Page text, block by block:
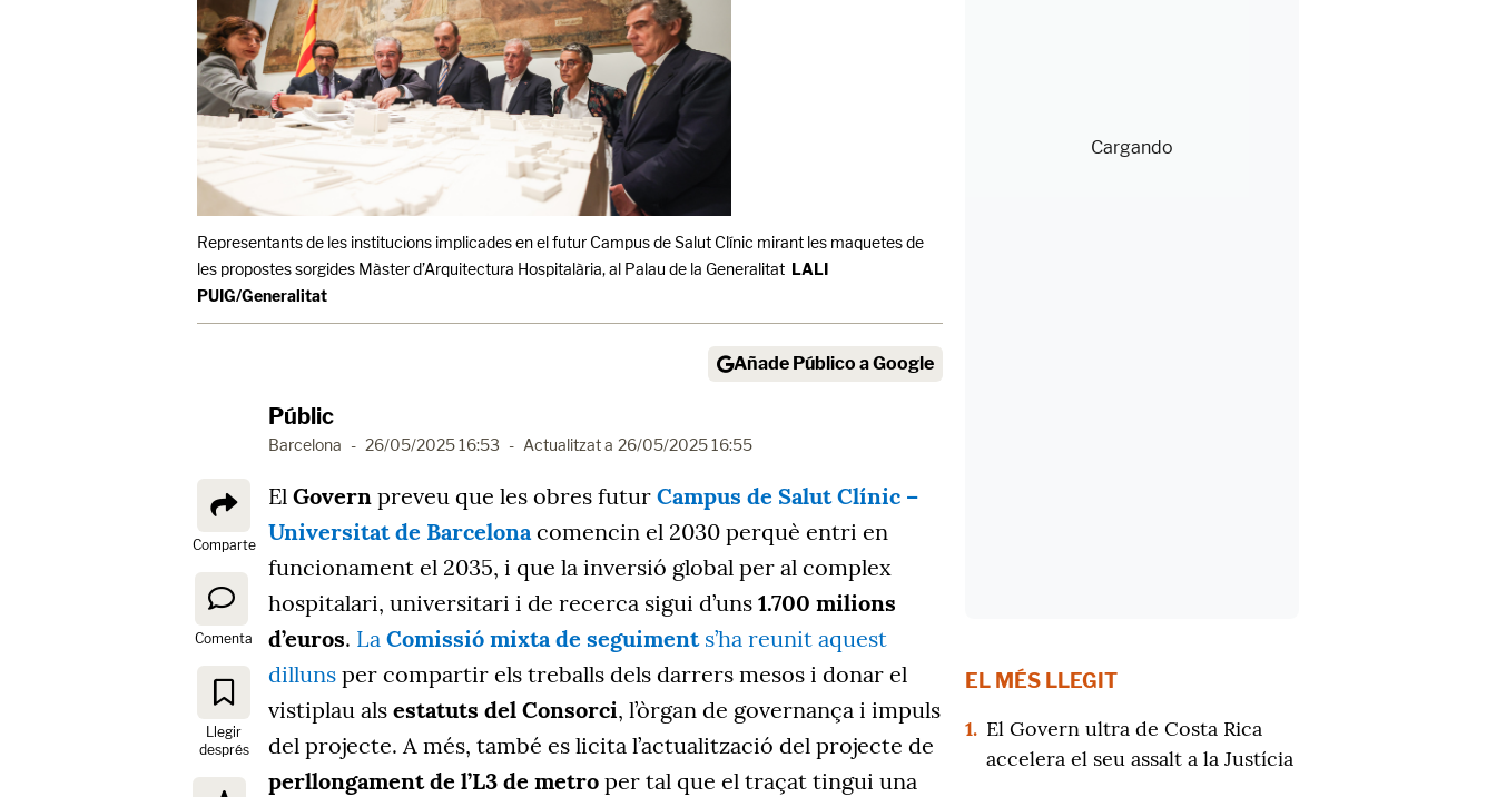
Representants de les institucions implicades en el futur Campus de Salut Clínic mirant les maquetes de
les propostes sorgides Màster d’Arquitectura Hospitalària, al Palau de la Generalitat LALI
PUIG/Generalitat
Añade Público a Google
Públic
Barcelona - 26/05/2025 16:53 - Actualitzat a 26/05/2025 16:55
Comparte
Comenta
Llegir
després
El Govern preveu que les obres futur Campus de Salut Clínic –
Universitat de Barcelona comencin el 2030 perquè entri en
funcionament el 2035, i que la inversió global per al complex
hospitalari, universitari i de recerca sigui d’uns 1.700 milions
d’euros. La Comissió mixta de seguiment s’ha reunit aquest
dilluns per compartir els treballs dels darrers mesos i donar el
vistiplau als estatuts del Consorci, l’òrgan de governança i impuls
del projecte. A més, també es licita l’actualització del projecte de
perllongament de l’L3 de metro per tal que el traçat tingui una
EL MÉS LLEGIT
1. El Govern ultra de Costa Rica
accelera el seu assalt a la Justícia